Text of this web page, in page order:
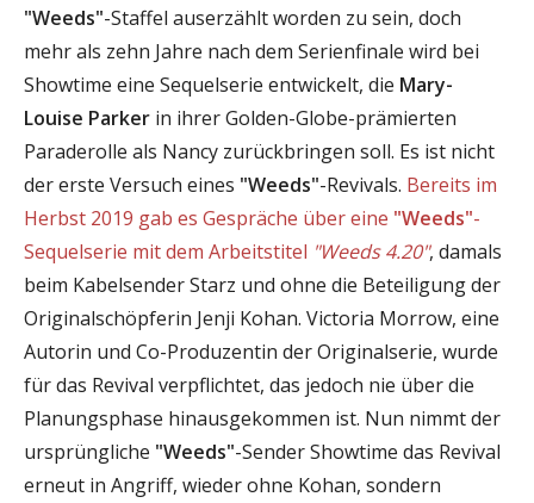
"Weeds"-Staffel auserzählt worden zu sein, doch
mehr als zehn Jahre nach dem Serienfinale wird bei
Showtime eine Sequelserie entwickelt, die Mary-
Louise Parker in ihrer Golden-Globe-prämierten
Paraderolle als Nancy zurückbringen soll. Es ist nicht
der erste Versuch eines "Weeds"-Revivals. Bereits im
Herbst 2019 gab es Gespräche über eine "Weeds"-
Sequelserie mit dem Arbeitstitel "Weeds 4.20", damals
beim Kabelsender Starz und ohne die Beteiligung der
Originalschöpferin Jenji Kohan. Victoria Morrow, eine
Autorin und Co-Produzentin der Originalserie, wurde
für das Revival verpflichtet, das jedoch nie über die
Planungsphase hinausgekommen ist. Nun nimmt der
ursprüngliche "Weeds"-Sender Showtime das Revival
erneut in Angriff, wieder ohne Kohan, sondern